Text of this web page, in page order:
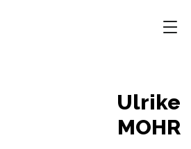
Ulrike
MOHR